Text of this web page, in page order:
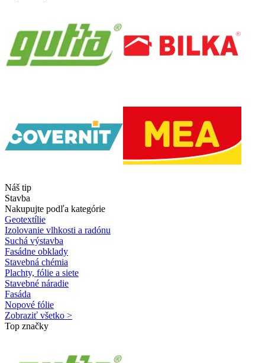
Náš tip
Stavba
Nakupujte podľa kategórie
Geotextílie
Izolovanie vlhkosti a radónu
Suchá výstavba
Fasádne obklady
Stavebná chémia
Plachty, fólie a siete
Stavebné náradie
Fasáda
Nopové fólie
Zobraziť všetko >
Top značky